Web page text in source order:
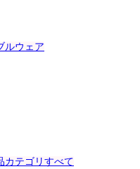
ルウェア
カテゴリすべて